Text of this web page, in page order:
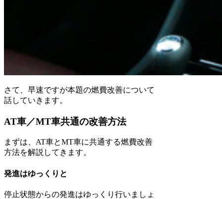
さて、早速ですが本題の燃費改善について
話していきます。
AT車／MT車共通の改善方法
まずは、AT車とMT車に共通する燃費改善
方法を解説してきます。
発進はゆっくりと
停止状態からの発進はゆっくり行いましょ